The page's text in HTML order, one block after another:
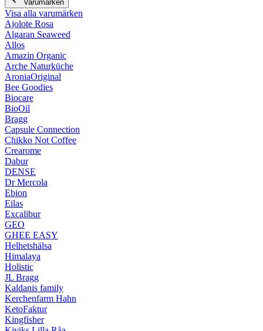
Varumärken
Visa alla varumärken
Ajolote Rosa
Algaran Seaweed
Allos
Amazin Organic
Arche Naturküche
AroniaOriginal
Bee Goodies
Biocare
BioOil
Bragg
Capsule Connection
Chikko Not Coffee
Crearome
Dabur
DENSE
Dr Mercola
Ebion
Eilas
Excalibur
GEO
GHEE EASY
Helhetshälsa
Himalaya
Holistic
JL Bragg
Kaldanis family
Kerchenfarm Hahn
KetoFaktur
Kingfisher